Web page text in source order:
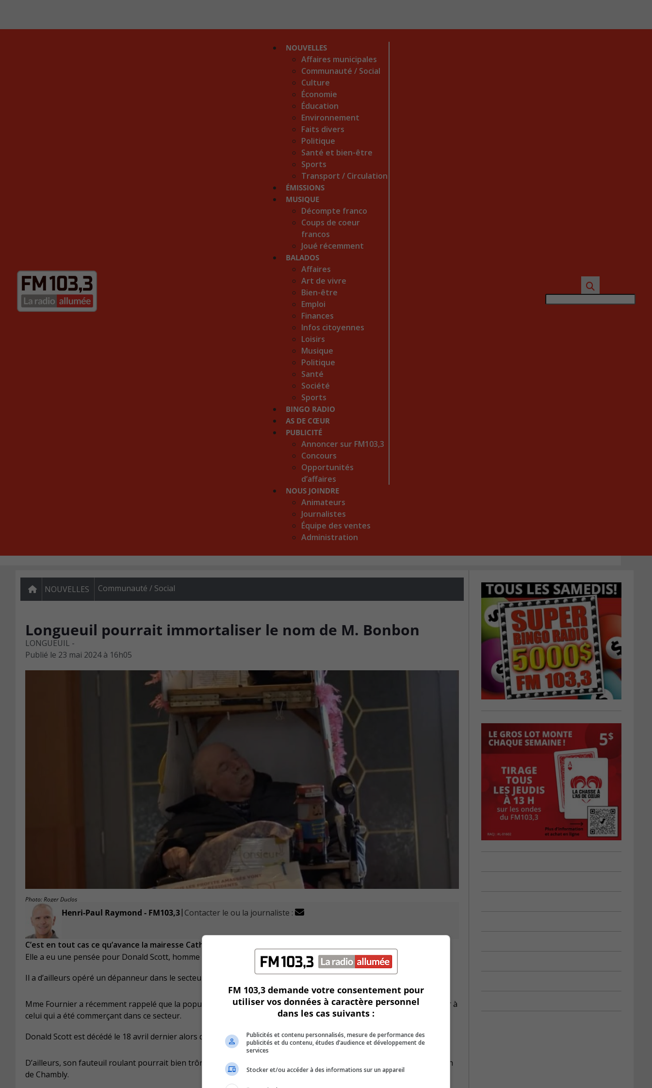
NOUVELLES
Affaires municipales
Communauté / Social
Culture
Économie
Éducation
Environnement
Faits divers
Politique
Santé et bien-être
Sports
Transport / Circulation
ÉMISSIONS
MUSIQUE
Décompte franco
Coups de coeur
francos
Joué récemment
BALADOS
Affaires
Art de vivre
Bien-être
Emploi
Finances
Infos citoyennes
Loisirs
Musique
Politique
Santé
Société
Sports
BINGO RADIO
AS DE CŒUR
PUBLICITÉ
Annoncer sur FM103,3
Concours
Opportunités
d’affaires
NOUS JOINDRE
Animateurs
Journalistes
Équipe des ventes
Administration
NOUVELLES Communauté / Social
Longueuil pourrait immortaliser le nom de M. Bonbon
LONGUEUIL -
Publié le 23 mai 2024 à 16h05
Photo: Roger Duclos
Henri-Paul Raymond - FM103,3| Contacter le ou la journaliste :
C’est en tout cas ce qu’avance la mairesse Catherine Fournier.
Elle a eu une pensée pour Donald Scott, homme actif dans l’arrondissement Saint-Hubert tout au long de sa vie.
Il a d’ailleurs opéré un dépanneur dans le secteur du parc de la Cité.
Mme Fournier a récemment rappelé que la population de l’arrondissement portait un amour et un respect particulier à
celui qui a été commerçant dans ce secteur.
Donald Scott est décédé le 18 avril dernier alors qu’il était résident depuis 2005 au CHSLD Henriette-Céré.
D’ailleurs, son fauteuil roulant pourrait bien trôner bien en évidence là où il saluait les citoyens en bordure du chemin
de Chambly.
FM 103,3 demande votre consentement pour
utiliser vos données à caractère personnel
dans les cas suivants :
Publicités et contenu personnalisés, mesure de performance des
publicités et du contenu, études d’audience et développement de
services
Stocker et/ou accéder à des informations sur un appareil